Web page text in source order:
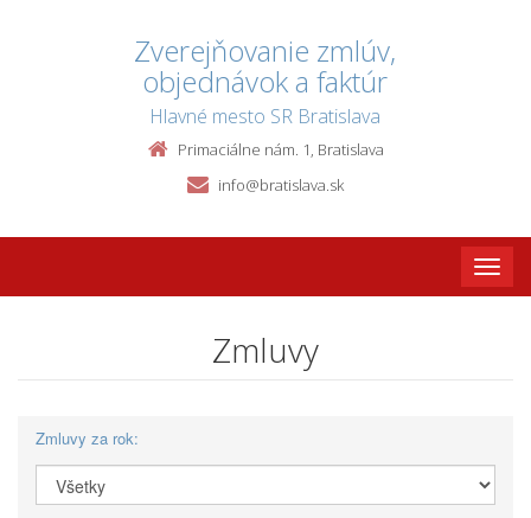
Zverejňovanie zmlúv,
objednávok a faktúr
Hlavné mesto SR Bratislava
Primaciálne nám. 1, Bratislava
info@bratislava.sk
Toggle
Zmluvy
Zmluvy za rok: